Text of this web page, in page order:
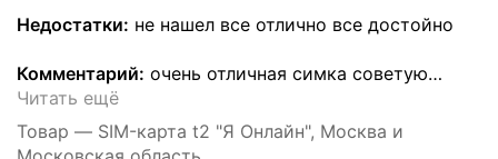
Недостатки: не нашел все отлично все достойно
Комментарий: очень отличная симка советую…
Читать ещё
Товар — SIM-карта t2 "Я Онлайн", Москва и